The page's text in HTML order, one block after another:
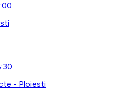
- Ploiesti